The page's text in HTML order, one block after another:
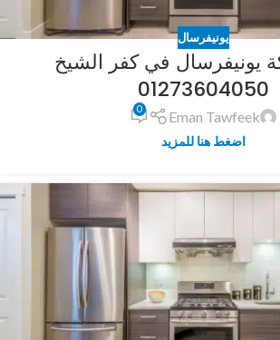
يونيفرسال
يونيفرسال في كفر الشيخ
01273604050
Eman Tawfeek
0
اضغط هنا للمزيد